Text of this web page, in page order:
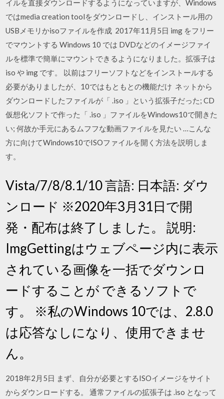
イルを直接ダウンロードするようになっていますが、Windows
ではmedia creation toolをダウンロードし、インストール用の
USBメモリかisoファイルを作成 2017年11月5日 img をフリー
でマウントする​ Windows 10 では DVDなどのイメージファイ
ルを標準で簡単にマウントできるようになりました。拡張子は
iso や img です。 以前はフリーソフトなどをインストールする
必要がありましたが、10ではもともとの機能だけ ネットから
ダウンロードしたファイルが「 .iso 」という拡張子だった; CD
仮想化ソフトで作った「 .iso 」ファイルをWindows10で開きた
い; 何故か手元にあるムフフな動画ファイルを見たい …こんな
方に向けてWindows10でISOファイルを開く方法を説明しま
す。
Vista/7/8/8.1/10 言語: 日本語: ダウ
ンロード ※2020年3月31日で開
発・配布は終了しました。 説明:
ImgGettingはウェブページ内に表示
されている画像を一括でダウンロ
ードすることが できるソフトで
す。 ※私のWindows 10では、2.8.0
は応答なしになり、使用できませ
ん。
2018年2月5日 まず、自分が必要とするISOイメージをサイト
からダウンロードする。 通常ファイルの拡張子は .iso となって